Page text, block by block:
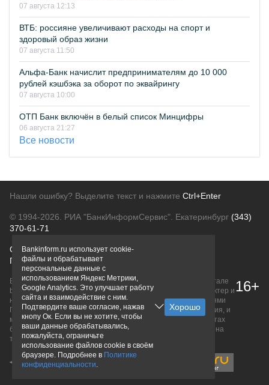
07 августа 12:13
ВТБ: россияне увеличивают расходы на спорт и
здоровый образ жизни
07 августа 11:50
Альфа-Банк начислит предпринимателям до 10 000
рублей кэшбэка за оборот по эквайрингу
07 августа 10:00
ОТП Банк включён в белый список Минцифры
06 августа 21:27
Все новости
Нашли ошибку? Выделите текст и нажмите Ctrl+Enter
© 1994-2026. РИА "БанкИнформСервис". Екатеринбург (343)
370-61-71
О проектеПолитика конфиденциальности
Правовая информацияДля рекламодателей
Вся информация о продуктах банков, размещенная на портале
bankinform.ru, носит исключительно ознакомительный характер и
не является публичной офертой, определяемой положениями
ГК РФ. Информация не содержит точного и полного описания, и
может быть изменена. Конечные условия уточняйте на сайтах
банков или при личном обращении. Исключительное право на
товарные знаки принадлежит их правообладателям.
16+
Bankinform.ru использует cookie-
файлы и обрабатывает
персональные данные с
использованием Яндекс Метрики,
Google Analytics. Это улучшает работу
сайта и взаимодействие с ним.
Подтвердите ваше согласие, нажав
кнопу Ок. Если вы не хотите, чтобы
ваши данные обрабатывались,
пожалуйста, ограничьте
использование файлов cookie в своём
браузере. Подробнее в Политике
конфиденциальности.